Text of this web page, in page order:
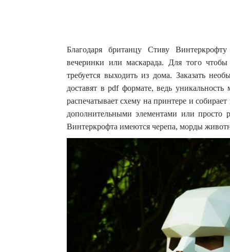
Благодаря британцу Стиву
вечеринки или маскарада. Для того
требуется выходить из дома. Заказать
доставят в pdf формате, ведь уникальность
распечатывает схему на принтере и
дополнительными элементами или просто
Винтеркрофта имеются черепа, морды